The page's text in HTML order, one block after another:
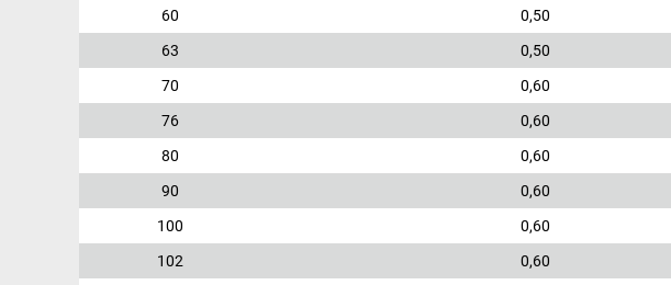
60
0,50
63
0,50
70
0,60
76
0,60
80
0,60
90
0,60
100
0,60
102
0,60